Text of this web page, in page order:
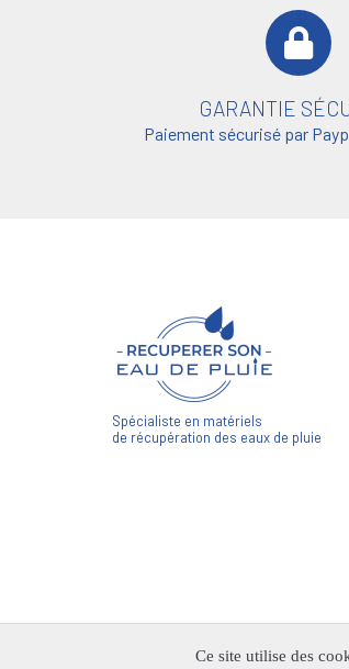
GARANTIE
Paiement sécurisé par
Spécialiste en matériels
de récupération des eaux de pluie
FAUPIN COPYRIGHT ©2024. TOUS
Ce site utilise des